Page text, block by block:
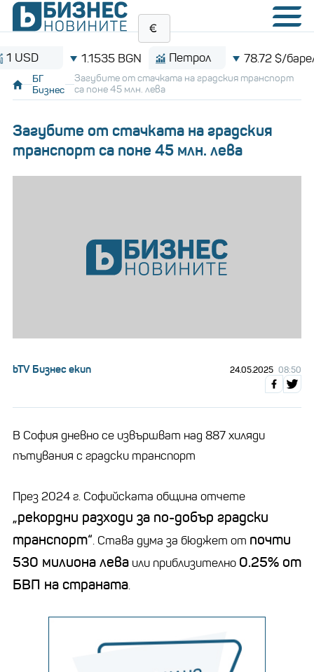
1.1535 BGN Петрол 78.72 $/барел
БГ
Бизнес
Загубите от стачката на градския транспорт
са поне 45 млн. лева
Загубите от стачката на градския
транспорт са поне 45 млн. лева
bTV Бизнес екип 24.05.2025 08:50
В София дневно се извършват над 887 хиляди
пътувания с градски транспорт
През 2024 г. Софийската община отчете
„рекордни разходи за по-добър градски
транспорт“. Става дума за бюджет от почти
530 милиона лева или приблизително 0.25% от
БВП на страната.